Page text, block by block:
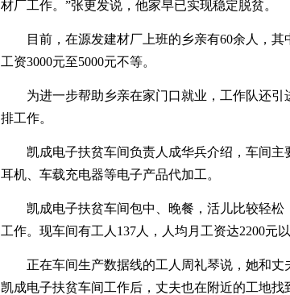
材厂工作。”张更发说，他家早已实现稳定脱贫。
目前，在源发建材厂上班的乡亲有60余人，
工资3000元至5000元不等。
为进一步帮助乡亲在家门口就业，工作队还
排工作。
凯成电子扶贫车间负责人成华兵介绍，车间
耳机、车载充电器等电子产品代加工。
凯成电子扶贫车间包中、晚餐，活儿比较轻
工作。现车间有工人137人，人均月工资达2200元以
正在车间生产数据线的工人周礼琴说，她和
凯成电子扶贫车间工作后，丈夫也在附近的工地